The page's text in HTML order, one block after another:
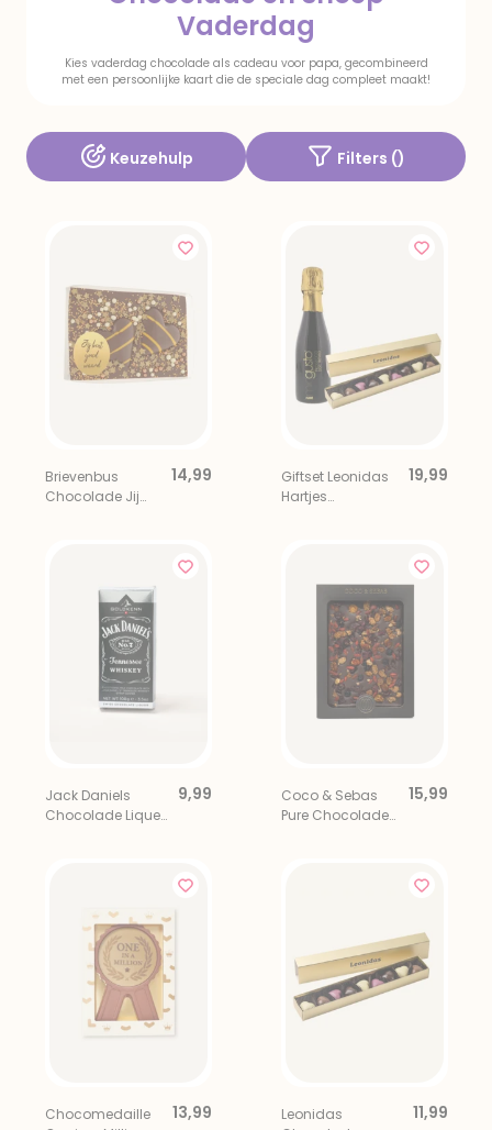
Vaderdag
Kies vaderdag chocolade als cadeau voor papa, gecombineerd
met een persoonlijke kaart die de speciale dag compleet maakt!
Keuzehulp Filters ()
Brievenbus
Chocolade Jij
14,99
Giftset Leonidas
Hartjes
19,99
Jack Daniels
Chocolade Liqueur
9,99
Coco & Sebas
Pure Chocolade
15,99
Chocomedaille
13,99
Leonidas
11,99